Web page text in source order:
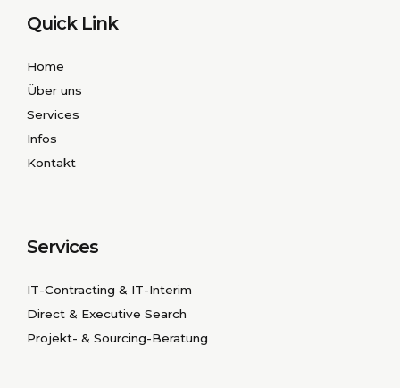
Quick Link
Home
Über uns
Services
Infos
Kontakt
Services
IT-Contracting & IT-Interim
Direct & Executive Search
Projekt- & Sourcing-Beratung